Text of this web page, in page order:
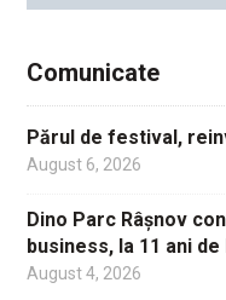
Comunicate
Părul de festival,
August 6, 2026
Dino Parc Râșnov
business, la 11 ani
August 4, 2026